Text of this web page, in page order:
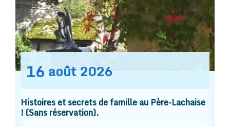
16 août 2026
Histoires et secrets de famille au Père-Lachaise
! (Sans réservation).